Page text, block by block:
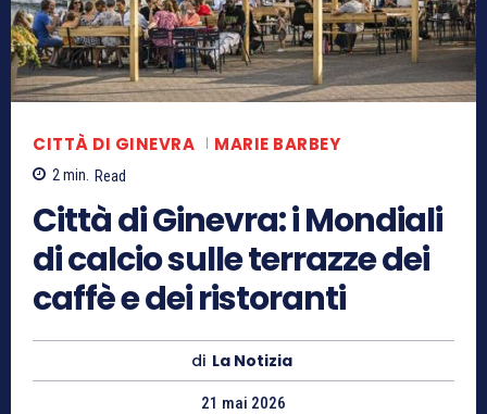
CITTÀ DI GINEVRA MARIE BARBEY
2min. Read
Città di Ginevra: i Mondiali
di calcio sulle terrazze dei
caffè e dei ristoranti
di La Notizia
21 mai 2026